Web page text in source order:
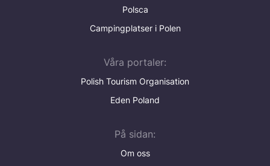
Polsca
Campingplatser i Polen
Våra portaler:
Polish Tourism Organisation
Eden Poland
På sidan:
Om oss